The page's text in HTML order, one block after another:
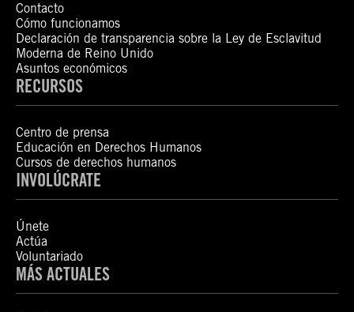
Contacto
Cómo funcionamos
Declaración de transparencia sobre la Ley de Esclavitud
Moderna de Reino Unido
Asuntos económicos
RECURSOS
Centro de prensa
Educación en Derechos Humanos
Cursos de derechos humanos
INVOLÚCRATE
Únete
Actúa
Voluntariado
MÁS ACTUALES